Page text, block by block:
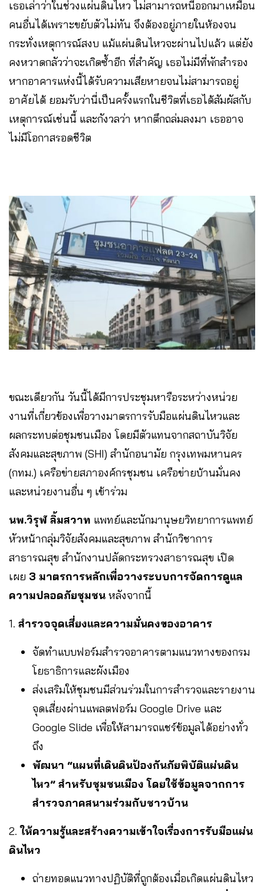
เธอเล่าว่าในช่วงแผ่นดินไหว ไม่สามารถหนีออกมาเหมือน
คนอื่นได้เพราะขยับตัวไม่ทัน จึงต้องอยู่ภายในห้องจน
กระทั่งเหตุการณ์สงบ แม้แผ่นดินไหวจะผ่านไปแล้ว แต่ยัง
คงหวาดกลัวว่าจะเกิดซ้ำอีก ที่สำคัญ เธอไม่มีที่พักสำรอง
หากอาคารแห่งนี้ได้รับความเสียหายจนไม่สามารถอยู่
อาศัยได้ ยอมรับว่านี่เป็นครั้งแรกในชีวิตที่เธอได้สัมผัสกับ
เหตุการณ์เช่นนี้ และกังวลว่า หากตึกถล่มลงมา เธออาจ
ไม่มีโอกาสรอดชีวิต
ขณะเดียวกัน วันนี้ได้มีการประชุมหารือระหว่างหน่วย
งานที่เกี่ยวข้องเพื่อวางมาตรการรับมือแผ่นดินไหวและ
ผลกระทบต่อชุมชนเมือง โดยมีตัวแทนจากสถาบันวิจัย
สังคมและสุขภาพ (SHI) สำนักอนามัย กรุงเทพมหานคร
(กทม.) เครือข่ายสภาองค์กรชุมชน เครือข่ายบ้านมั่นคง
และหน่วยงานอื่น ๆ เข้าร่วม
นพ.วิรุฬ ลิ้มสวาท แพทย์และนักมานุษยวิทยาการแพทย์
หัวหน้ากลุ่มวิจัยสังคมและสุขภาพ สำนักวิชาการ
สาธารณสุข สำนักงานปลัดกระทรวงสาธารณสุข เปิด
เผย 3 มาตรการหลักเพื่อวางระบบการจัดการดูแล
ความปลอดภัยชุมชน หลังจากนี้
1. สำรวจจุดเสี่ยงและความมั่นคงของอาคาร
จัดทำแบบฟอร์มสำรวจอาคารตามแนวทางของกรม
โยธาธิการและผังเมือง
ส่งเสริมให้ชุมชนมีส่วนร่วมในการสำรวจและรายงาน
จุดเสี่ยงผ่านแพลตฟอร์ม Google Drive และ
Google Slide เพื่อให้สามารถแชร์ข้อมูลได้อย่างทั่ว
ถึง
พัฒนา “แผนที่เดินดินป้องกันภัยพิบัติแผ่นดิน
ไหว” สำหรับชุมชนเมือง โดยใช้ข้อมูลจากการ
สำรวจภาคสนามร่วมกับชาวบ้าน
2.ให้ความรู้และสร้างความเข้าใจเรื่องการรับมือแผ่น
ดินไหว
ถ่ายทอดแนวทางปฏิบัติที่ถูกต้องเมื่อเกิดแผ่นดินไหว